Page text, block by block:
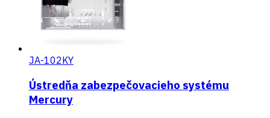
JA-102KY
Ústredňa zabezpečovacieho systému
Mercury